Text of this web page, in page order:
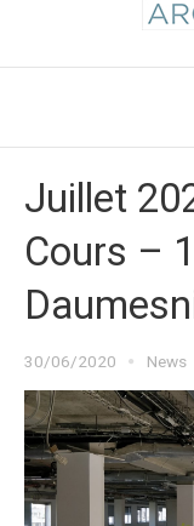
Juillet
Cours –
30/06/2020 News